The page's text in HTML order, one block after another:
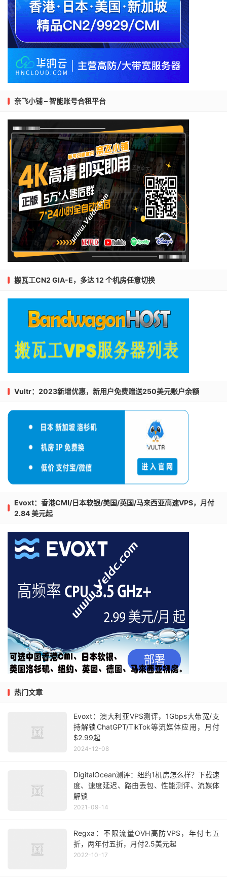
奈飞小铺 – 智能账号合租平台
搬瓦工CN2 GIA-E，多达 12 个机房任意切换
Vultr：2023新增优惠，新用户免费赠送250美元账户余额
Evoxt：香港CMI/日本软银/美国/英国/马来西亚高速VPS，月付
2.84 美元起
热门文章
Evoxt：澳大利亚VPS测评，1Gbps大带宽/支
持解锁ChatGPT/TikTok等流媒体应用，月付
$2.99起
2024-12-08
DigitalOcean测评：纽约1机房怎么样？下载速
度、速度延迟、路由丢包、性能测评、流媒体
解锁
2021-09-14
Regxa：不限流量OVH高防VPS，年付七五
折，两年付五折，月付2.5美元起
2022-10-17